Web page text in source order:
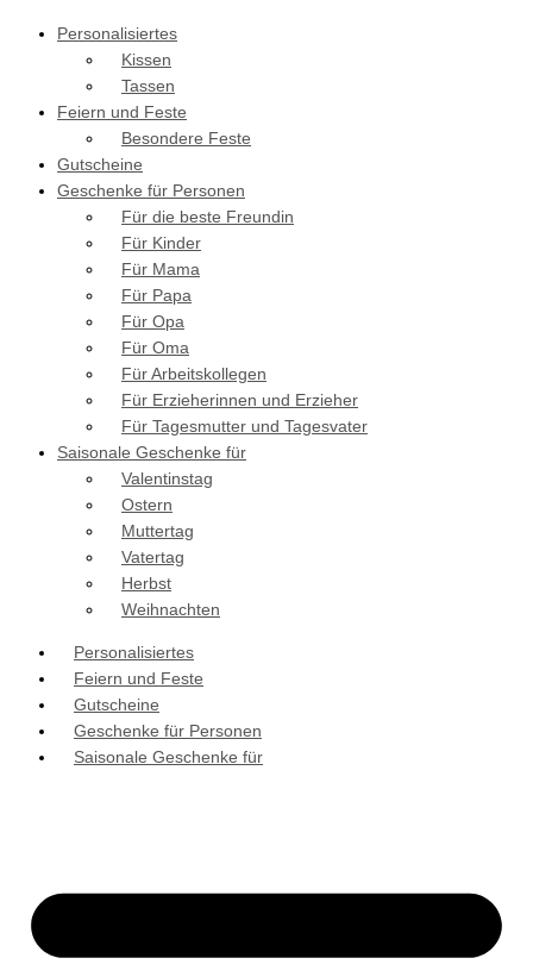
Personalisiertes
Kissen
Tassen
Feiern und Feste
Besondere Feste
Gutscheine
Geschenke für Personen
Für die beste Freundin
Für Kinder
Für Mama
Für Papa
Für Opa
Für Oma
Für Arbeitskollegen
Für Erzieherinnen und Erzieher
Für Tagesmutter und Tagesvater
Saisonale Geschenke für
Valentinstag
Ostern
Muttertag
Vatertag
Herbst
Weihnachten
Personalisiertes
Feiern und Feste
Gutscheine
Geschenke für Personen
Saisonale Geschenke für